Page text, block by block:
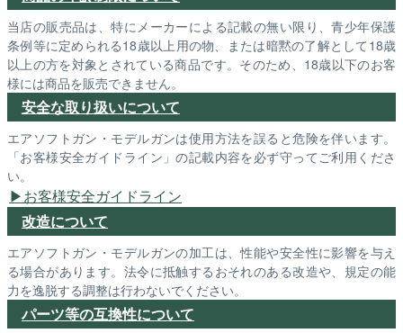
当店の販売品は、特にメーカーによる記載の無い限り、青少年保護
条例等に定められる18歳以上用の物、または暗黙の了解として18歳
以上の方を対象とされている商品です。そのため、18歳以下のお客
様には商品を販売できません。
安全な取り扱いについて
エアソフトガン・モデルガンは使用方法を誤ると危険を伴います。
「お客様安全ガイドライン」の記載内容を必ず守ってご利用くださ
い。
お客様安全ガイドライン
改造について
エアソフトガン・モデルガンの加工は、性能や安全性に影響を与え
る場合があります。法令に抵触するおそれのある改造や、規定の能
力を逸脱する調整は行わないでください。
パーツ等の互換性について